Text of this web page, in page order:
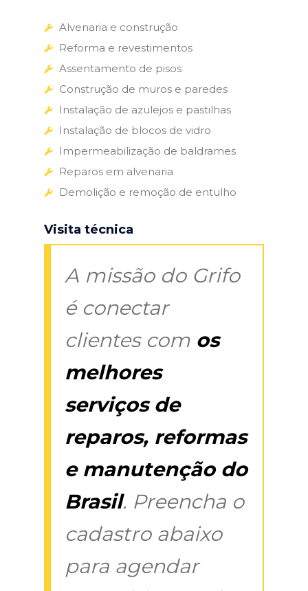
Alvenaria e construção
Reforma e revestimentos
Assentamento de pisos
Construção de muros e paredes
Instalação de azulejos e pastilhas
Instalação de blocos de vidro
Impermeabilização de baldrames
Reparos em alvenaria
Demolição e remoção de entulho
Visita técnica
A missão do Grifo
é conectar
clientes com os
melhores
serviços de
reparos, reformas
e manutenção do
Brasil. Preencha o
cadastro abaixo
para agendar